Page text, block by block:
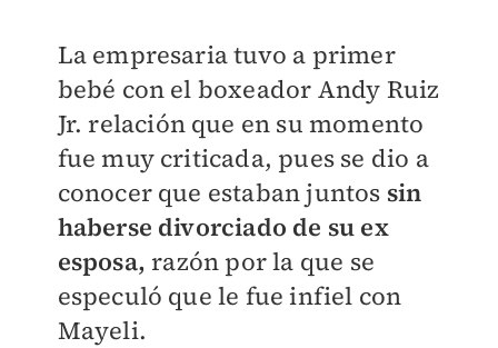
La empresaria tuvo a primer
bebé con el boxeador Andy Ruiz
Jr. relación que en su momento
fue muy criticada, pues se dio a
conocer que estaban juntos sin
haberse divorciado de su ex
esposa, razón por la que se
especuló que le fue infiel con
Mayeli.